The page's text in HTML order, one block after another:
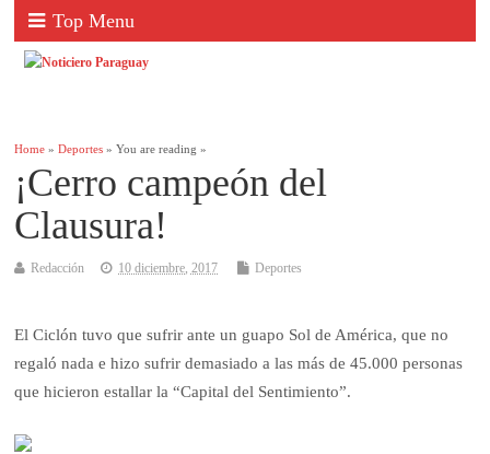
Top Menu
Home »Deportes » You are reading »
¡Cerro campeón del
Clausura!
Redacción 10 diciembre, 2017 Deportes
El Ciclón tuvo que sufrir ante un guapo Sol de América, que no
regaló nada e hizo sufrir demasiado a las más de 45.000 personas
que hicieron estallar la “Capital del Sentimiento”.